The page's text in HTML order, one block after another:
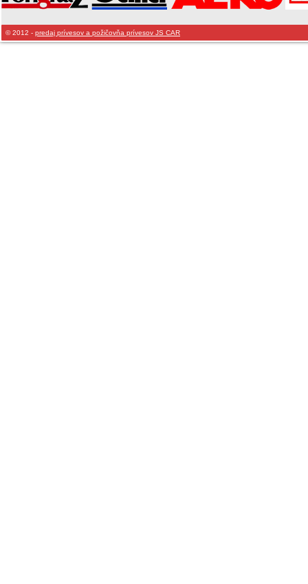
© 2012 - predaj prívesov a požičovňa prívesov JS CAR